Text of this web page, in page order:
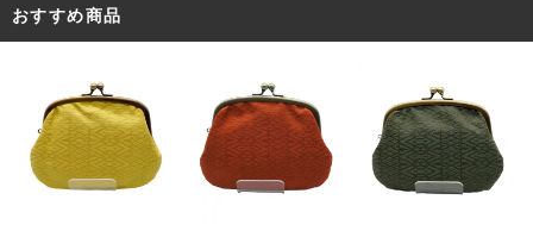
おすすめ商品